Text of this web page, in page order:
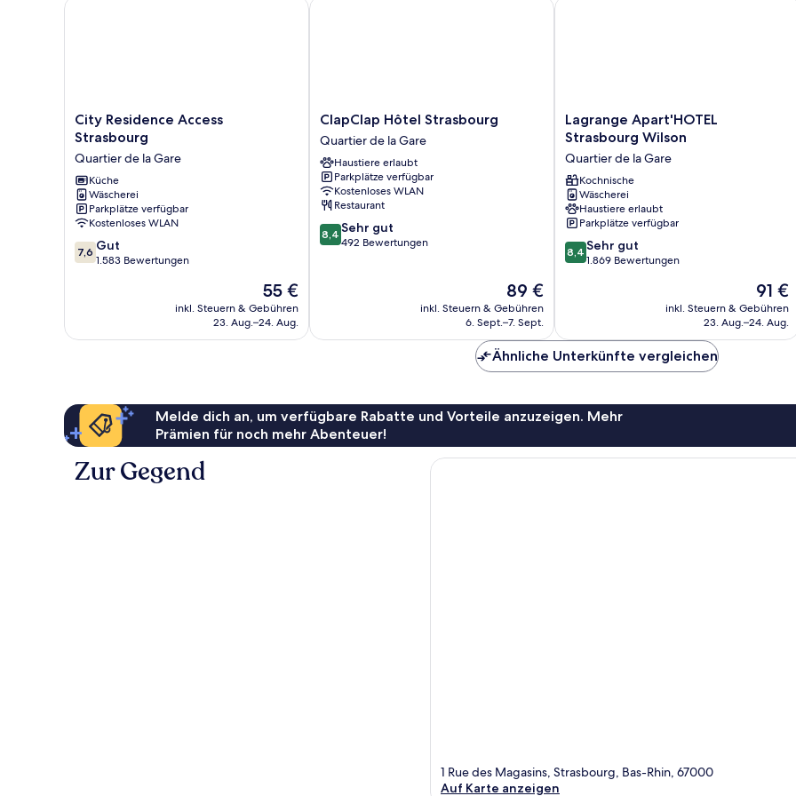
City
Residence
Strasbourg
Quartier
de
la
Gare
City Residence Access
Strasbourg
Quartier de la Gare
Küche
Wäscherei
Parkplätze verfügbar
Kostenloses WLAN
7.6
von
7,6 Gut
1.583 Bewertungen
Der
Preis
beträgt
55 €
inkl. Steuern & Gebühren
23. Aug.–24. Aug.
ClapClap
Hôtel
Strasbourg
Quartier
de
la
Gare
ClapClap Hôtel Strasbourg
Quartier de la Gare
Haustiere erlaubt
Parkplätze verfügbar
Kostenloses WLAN
Restaurant
8.4
von
8,4 Sehr gut
492 Bewertungen
Der
Preis
beträgt
89 €
inkl. Steuern & Gebühren
6. Sept.–7. Sept.
Lagrange
Apart'HOTEL
Wilson
Quartier
de
la
Gare
Lagrange Apart'HOTEL
Strasbourg Wilson
Quartier de la Gare
Kochnische
Wäscherei
Haustiere erlaubt
Parkplätze verfügbar
8.4
von
Bewertungen
8,4 Sehr gut
1.869 Bewertungen
Der
Preis
beträgt
91 €
inkl. Steuern & Gebühren
23. Aug.–24. Aug.
Ähnliche Unterkünfte vergleichen
Melde dich an, um verfügbare Rabatte und Vorteile anzuzeigen. Mehr
Prämien für noch mehr Abenteuer!
Zur Gegend
1 Rue des Magasins, Strasbourg, Bas-Rhin, 67000
Auf Karte anzeigen